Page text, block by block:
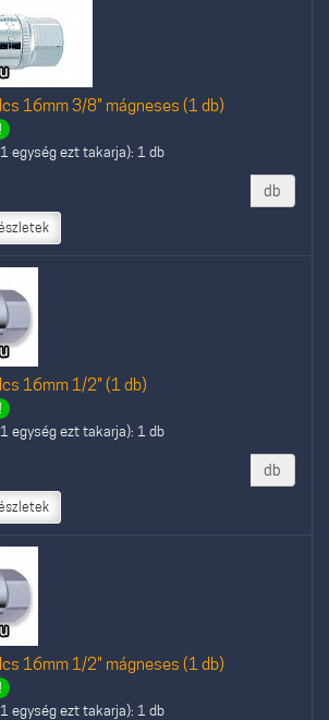
16mm 3/8" mágneses (1 db)
egység ezt takarja): 1 db
db
16mm 1/2" (1 db)
egység ezt takarja): 1 db
db
16mm 1/2" mágneses (1 db)
egység ezt takarja): 1 db